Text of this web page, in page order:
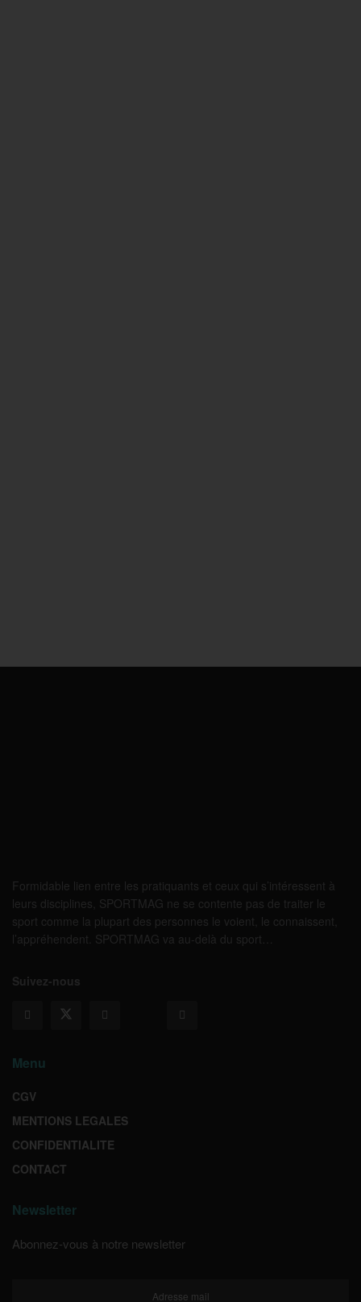
Formidable lien entre les pratiquants et ceux qui s’intéressent à
leurs disciplines, SPORTMAG ne se contente pas de traiter le
sport comme la plupart des personnes le voient, le connaissent,
l’appréhendent. SPORTMAG va au-delà du sport…
Suivez-nous
Menu
CGV
MENTIONS LEGALES
CONFIDENTIALITE
CONTACT
Newsletter
Abonnez-vous à notre newsletter